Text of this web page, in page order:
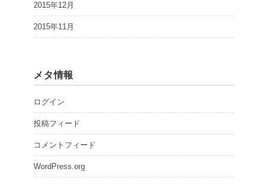
2015年12月
2015年11月
メタ情報
ログイン
投稿フィード
コメントフィード
WordPress.org